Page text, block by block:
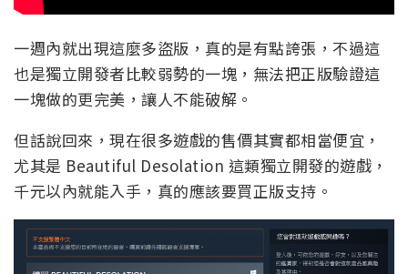
一週內就出現這麼多盜版，真的是有點誇張，不過這
也是獨立開發者比較弱勢的一塊，無法把正版驗證這
一塊做的更完美，讓人不能破解。
但話說回來，現在很多遊戲的售價其實都相當便宜，
尤其是 Beautiful Desolation 這類獨立開發的遊戲，
千元以內就能入手，真的應該要買正版支持。